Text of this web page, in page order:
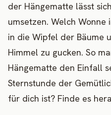
der Hängematte lässt
umsetzen. Welch Wonne
in die Wipfel der Bäume
Himmel zu gucken. So
Hängematte den Einfall
Sternstunde der
für dich ist? Finde es